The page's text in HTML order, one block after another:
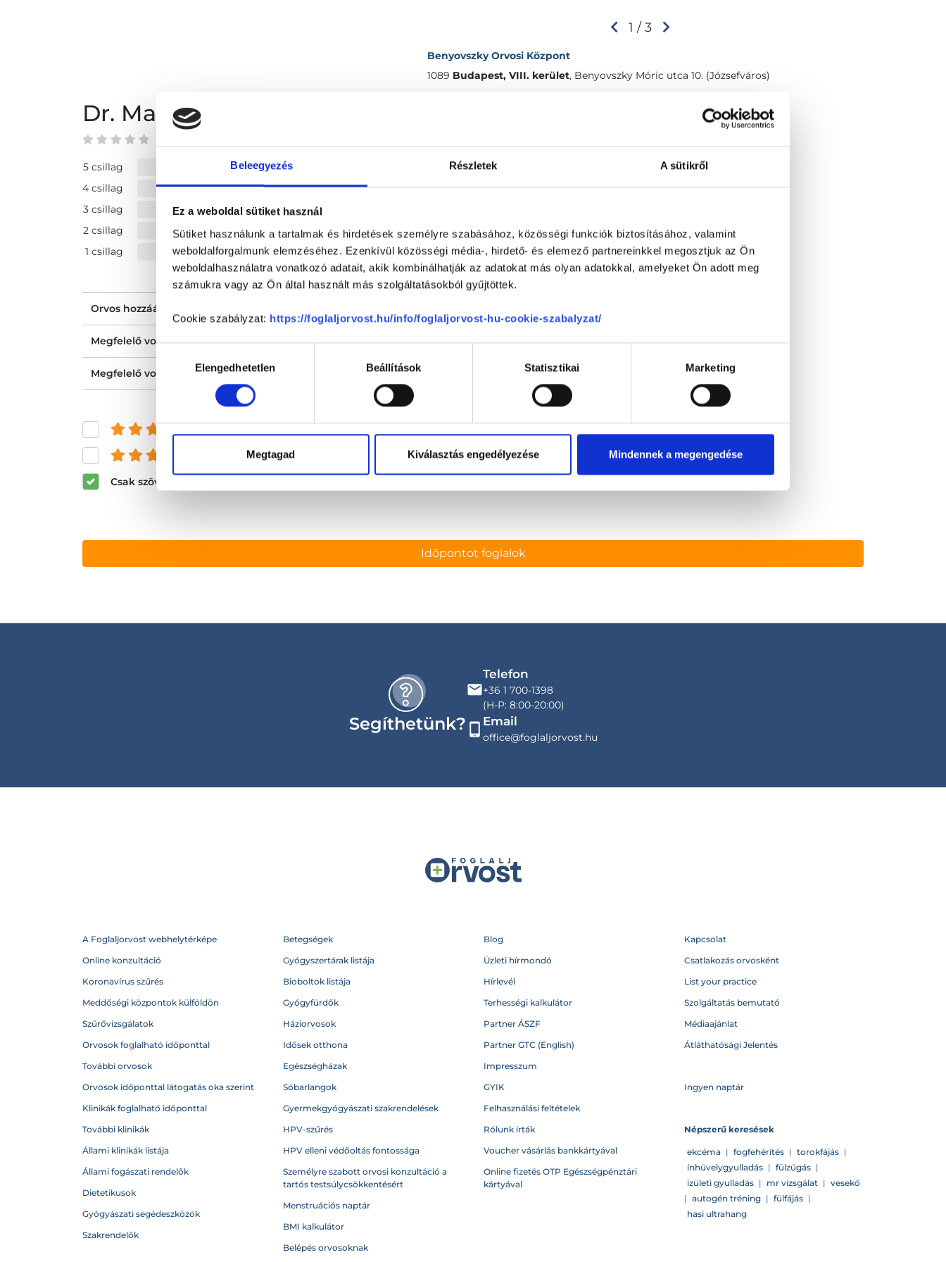
Beleegyezés Részletek A sütikről
Ez a weboldal sütiket használ
Sütiket használunk a tartalmak és hirdetések személyre szabásához, közösségi funkciók biztosításához, valamint
weboldalforgalmunk elemzéséhez. Ezenkívül közösségi média-, hirdető- és elemező partnereinkkel megosztjuk az Ön
weboldalhasználatra vonatkozó adatait, akik kombinálhatják az adatokat más olyan adatokkal, amelyeket Ön adott meg
számukra vagy az Ön által használt más szolgáltatásokból gyűjtöttek.
Cookie szabályzat: https://foglaljorvost.hu/info/foglaljorvost-hu-cookie-szabalyzat/
kiválasztásaElengedhetetlen Beállítások Statisztikai Marketing
Megtagad Kiválasztás engedélyezése Mindennek a megengedése
1 / 3
Benyovszky Orvosi Központ
1089 Budapest, VIII. kerület, Benyovszky Móric utca 10. (Józsefváros)
Dr. Mauks György vélemények
5 csillag
4 csillag
0 %
3 csillag
2 csillag
0 %
1 csillag
0 %
Orvos hozzáállása, figyelmessége, kedvessége
Megfelelő volt a tájékoztatásod? -
Megfelelő volt az ellátásod? -
és felette
Csak szöveges értékelések megjelenítése
Időpontot foglalok
Segíthetünk?
Telefon
+36 1 700-1398
(H-P: 8:00-20:00)
Email
office@foglaljorvost.hu
A Foglaljorvost webhelytérképe
Online konzultáció
Koronavírus szűrés
Meddőségi központok külföldön
Szűrővizsgálatok
Orvosok foglalható időponttal
További orvosok
Orvosok időponttal látogatás oka szerint
Klinikák foglalható időponttal
További klinikák
Állami klinikák listája
Állami fogászati rendelők
Dietetikusok
Gyógyászati segédeszközök
Szakrendelők
Betegségek
Gyógyszertárak listája
Bioboltok listája
Gyógyfürdők
Háziorvosok
Idősek otthona
Egészségházak
Sóbarlangok
Gyermekgyógyászati szakrendelések
HPV-szűrés
HPV elleni védőoltás fontossága
Személyre szabott orvosi konzultáció a
tartós testsúlycsökkentésért
Menstruációs naptár
BMI kalkulátor
Belépés orvosoknak
Blog
Üzleti hírmondó
Hírlevél
Terhességi kalkulátor
Partner ÁSZF
Partner GTC (English)
Impresszum
GYIK
Felhasználási feltételek
Rólunk írták
Voucher vásárlás bankkártyával
Online fizetés OTP Egészségpénztári
kártyával
Kapcsolat
Csatlakozás orvosként
List your practice
Szolgáltatás bemutató
Médiaajánlat
Átláthatósági Jelentés
Ingyen naptár
Népszerű keresések
ekcéma | fogfehérítés | torokfájás |
ínhüvelygyulladás | fülzúgás |
izületi gyulladás | mr vizsgálat | vesekő
| autogén tréning | fülfájás |
hasi ultrahang